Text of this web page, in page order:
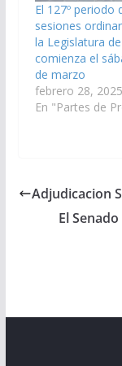
El 127º periodo
sesiones
la Legislatura
comienza el
de marzo
febrero 28, 2025
En "Partes de
Adjudicacion
El